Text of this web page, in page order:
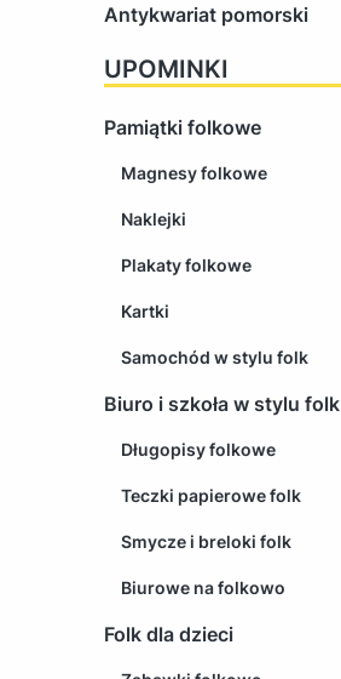
Antykwariat pomorski
UPOMINKI
Pamiątki folkowe
Magnesy folkowe
Naklejki
Plakaty folkowe
Kartki
Samochód w stylu folk
Biuro i szkoła w stylu folk
Długopisy folkowe
Teczki papierowe folk
Smycze i breloki folk
Biurowe na folkowo
Folk dla dzieci